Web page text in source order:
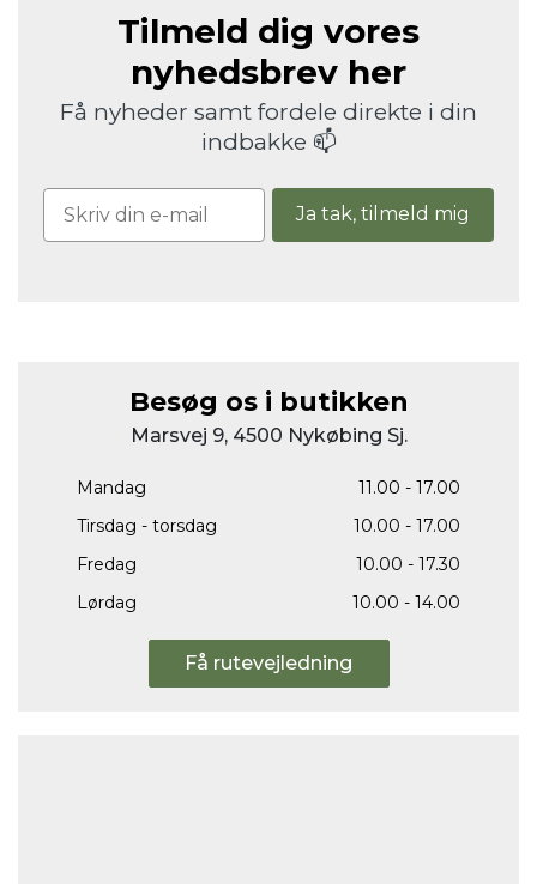
Tilmeld dig vores
nyhedsbrev her
Få nyheder samt fordele direkte i din
indbakke 📫
Ja tak, tilmeld mig
Besøg os i butikken
Marsvej 9, 4500 Nykøbing Sj.
Mandag
11.00 - 17.00
Tirsdag - torsdag
10.00 - 17.00
Fredag
10.00 - 17.30
Lørdag
10.00 - 14.00
Få rutevejledning